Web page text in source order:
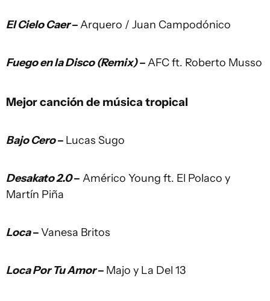
El Cielo Caer–Arquero / Juan Campodónico
Fuego en la Disco (Remix)–AFC ft. Roberto Musso
Mejor canción de música tropical
Bajo Cero– Lucas Sugo
Desakato 2.0– Américo Young ft. El Polaco y
Martín Piña
Loca–Vanesa Britos
Loca Por Tu Amor– Majo y La Del 13